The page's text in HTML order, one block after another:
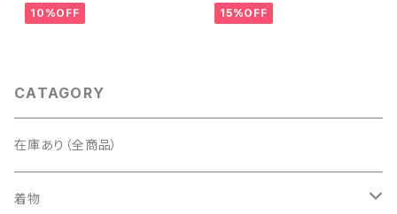
10%OFF 15%OFF
CATAGORY
在庫あり（全商品）
着物